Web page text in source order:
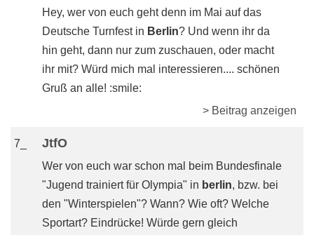
Hey, wer von euch geht denn im Mai auf das
Deutsche Turnfest in Berlin? Und wenn ihr da
hin geht, dann nur zum zuschauen, oder macht
ihr mit? Würd mich mal interessieren.... schönen
Gruß an alle! :smile:
> Beitrag anzeigen
7_ JtfO
Wer von euch war schon mal beim Bundesfinale
"Jugend trainiert für Olympia" in berlin, bzw. bei
den "Winterspielen"? Wann? Wie oft? Welche
Sportart? Eindrücke! Würde gern gleich